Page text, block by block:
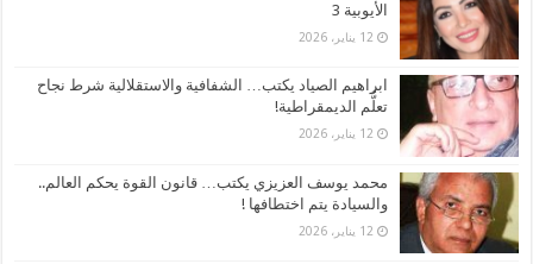
الأيوبية 3
12 يناير، 2026
ابراهيم الصياد يكتب… الشفافية والاستقلالية شرط نجاح
تعلُّم الديمقراطية!
12 يناير، 2026
محمد يوسف العزيزي يكتب… قانون القوة يحكم العالم..
والسيادة يتم اختطافها !
12 يناير، 2026